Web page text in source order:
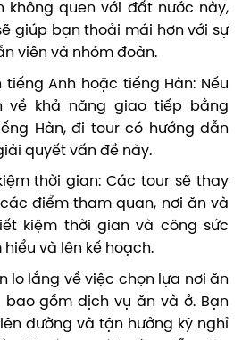
không quen với đất nước này,
giúp bạn thoải mái hơn với sự
viên và nhóm đoàn.
tiếng Anh hoặc tiếng Hàn: Nếu
về khả năng giao tiếp bằng
Hàn, đi tour có hướng dẫn
quyết vấn đề này.
thời gian: Các tour sẽ thay
điểm tham quan, nơi ăn và
kiệm thời gian và công sức
và lên kế hoạch.
lo lắng về việc chọn lựa nơi ăn
bao gồm dịch vụ ăn và ở. Bạn
đường và tận hưởng kỳ nghỉ